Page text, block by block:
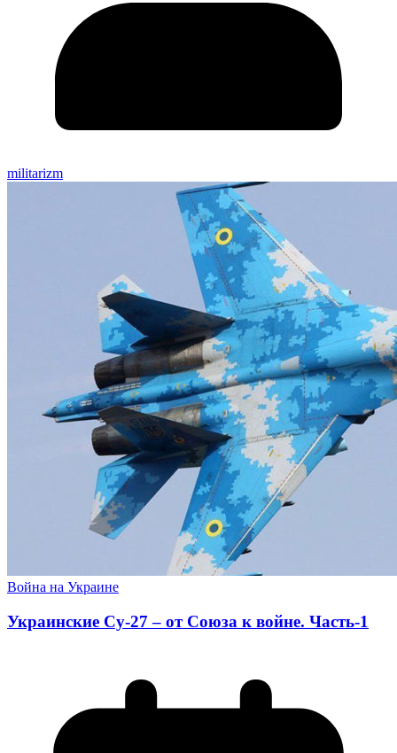
militarizm
Война на Украине
Украинские Су-27 – от Союза к войне. Часть-1